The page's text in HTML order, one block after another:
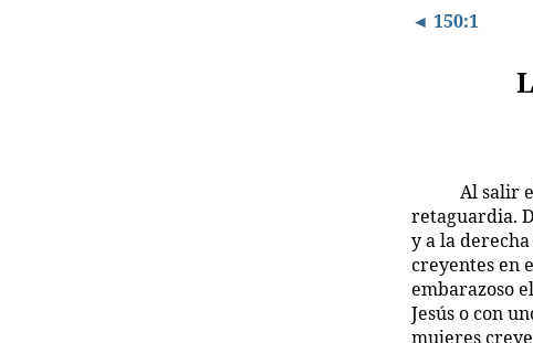
◄ 150:1
Al salir
retaguardia.
y a la
creyentes en
embarazoso
Jesús o con
mujeres